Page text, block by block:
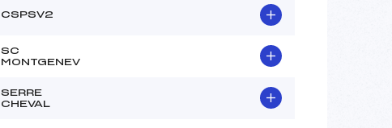
CSPSV2
SC
MONTGENEV
SERRE
CHEVAL